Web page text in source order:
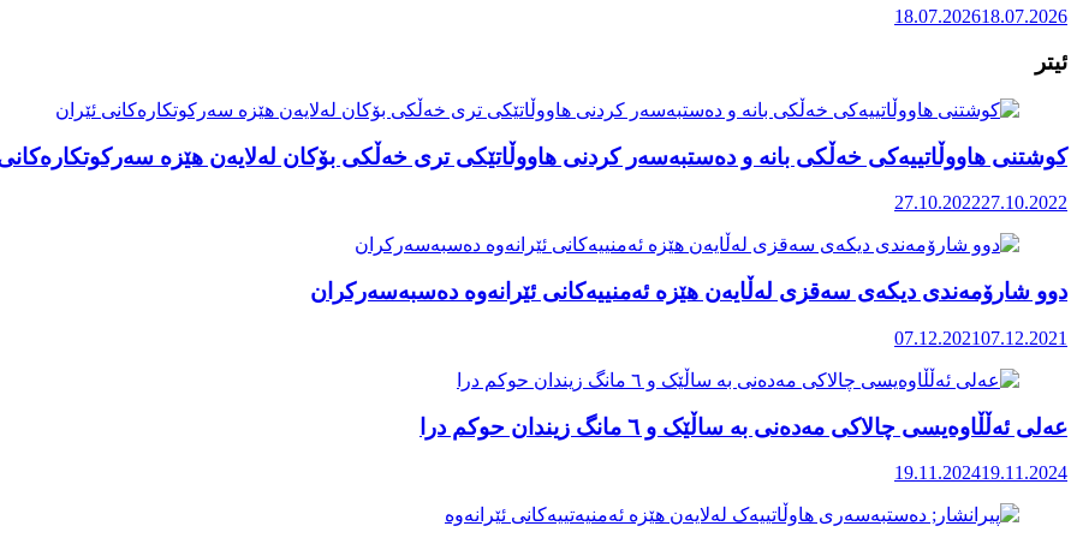
18.07.202618.07.2026
ئیتر
کوشتنی هاووڵاتییەکی خەڵکی بانە و دەستبەسەر کردنی هاووڵاتێکی تری خەڵکی بۆکان لەلایەن هێزە
27.10.202227.10.2022
دوو شارۆمەندی دیکەی سەقزی لەڵایەن هێزە ئەمنییەکانی ئێرانەوە دەسبەسەرکران
07.12.202107.12.2021
عەلی ئەڵڵاوەیسی چالاکی مەدەنی بە ساڵێک و ٦ مانگ زیندان حوکم درا
19.11.202419.11.2024